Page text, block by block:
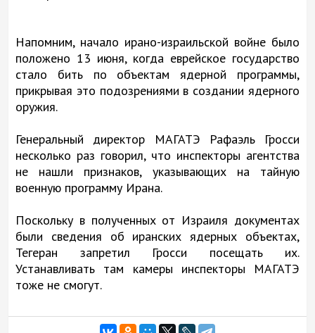
Напомним, начало ирано-израильской войне было
положено 13 июня, когда еврейское государство
стало бить по объектам ядерной программы,
прикрывая это подозрениями в создании ядерного
оружия.
Генеральный директор МАГАТЭ Рафаэль Гросси
несколько раз говорил, что инспекторы агентства
не нашли признаков, указывающих на тайную
военную программу Ирана.
Поскольку в полученных от Израиля документах
были сведения об иранских ядерных объектах,
Тегеран запретил Гросси посещать их.
Устанавливать там камеры инспекторы МАГАТЭ
тоже не смогут.